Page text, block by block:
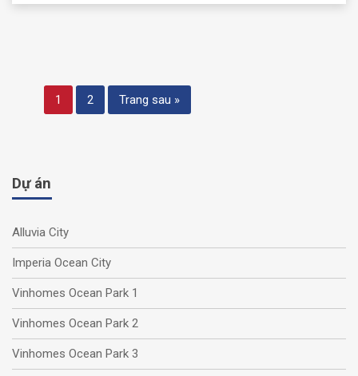
1 2 Trang sau »
Dự án
Alluvia City
Imperia Ocean City
Vinhomes Ocean Park 1
Vinhomes Ocean Park 2
Vinhomes Ocean Park 3